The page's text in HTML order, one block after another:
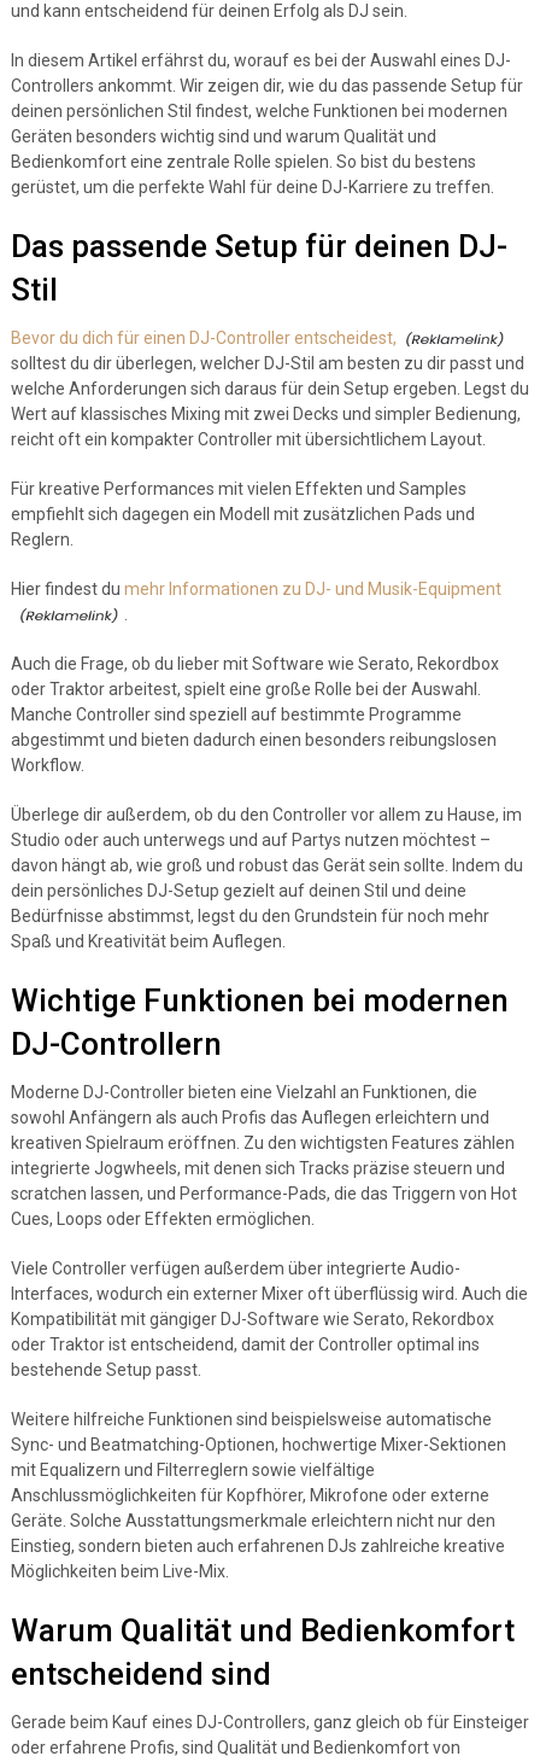
und kann entscheidend für deinen Erfolg als DJ sein.
In diesem Artikel erfährst du, worauf es bei der Auswahl eines DJ-
Controllers ankommt. Wir zeigen dir, wie du das passende Setup für
deinen persönlichen Stil findest, welche Funktionen bei modernen
Geräten besonders wichtig sind und warum Qualität und
Bedienkomfort eine zentrale Rolle spielen. So bist du bestens
gerüstet, um die perfekte Wahl für deine DJ-Karriere zu treffen.
Das passende Setup für deinen DJ-
Stil
Bevor du dich für einen DJ-Controller entscheidest,
solltest du dir überlegen, welcher DJ-Stil am besten zu dir passt und
welche Anforderungen sich daraus für dein Setup ergeben. Legst du
Wert auf klassisches Mixing mit zwei Decks und simpler Bedienung,
reicht oft ein kompakter Controller mit übersichtlichem Layout.
Für kreative Performances mit vielen Effekten und Samples
empfiehlt sich dagegen ein Modell mit zusätzlichen Pads und
Reglern.
Hier findest du mehr Informationen zu DJ- und Musik-Equipment
Auch die Frage, ob du lieber mit Software wie Serato, Rekordbox
oder Traktor arbeitest, spielt eine große Rolle bei der Auswahl.
Manche Controller sind speziell auf bestimmte Programme
abgestimmt und bieten dadurch einen besonders reibungslosen
Workflow.
Überlege dir außerdem, ob du den Controller vor allem zu Hause, im
Studio oder auch unterwegs und auf Partys nutzen möchtest –
davon hängt ab, wie groß und robust das Gerät sein sollte. Indem du
dein persönliches DJ-Setup gezielt auf deinen Stil und deine
Bedürfnisse abstimmst, legst du den Grundstein für noch mehr
Spaß und Kreativität beim Auflegen.
Wichtige Funktionen bei modernen
DJ-Controllern
Moderne DJ-Controller bieten eine Vielzahl an Funktionen, die
sowohl Anfängern als auch Profis das Auflegen erleichtern und
kreativen Spielraum eröffnen. Zu den wichtigsten Features zählen
integrierte Jogwheels, mit denen sich Tracks präzise steuern und
scratchen lassen, und Performance-Pads, die das Triggern von Hot
Cues, Loops oder Effekten ermöglichen.
Viele Controller verfügen außerdem über integrierte Audio-
Interfaces, wodurch ein externer Mixer oft überflüssig wird. Auch die
Kompatibilität mit gängiger DJ-Software wie Serato, Rekordbox
oder Traktor ist entscheidend, damit der Controller optimal ins
bestehende Setup passt.
Weitere hilfreiche Funktionen sind beispielsweise automatische
Sync- und Beatmatching-Optionen, hochwertige Mixer-Sektionen
mit Equalizern und Filterreglern sowie vielfältige
Anschlussmöglichkeiten für Kopfhörer, Mikrofone oder externe
Geräte. Solche Ausstattungsmerkmale erleichtern nicht nur den
Einstieg, sondern bieten auch erfahrenen DJs zahlreiche kreative
Möglichkeiten beim Live-Mix.
Warum Qualität und Bedienkomfort
entscheidend sind
Gerade beim Kauf eines DJ-Controllers, ganz gleich ob für Einsteiger
oder erfahrene Profis, sind Qualität und Bedienkomfort von